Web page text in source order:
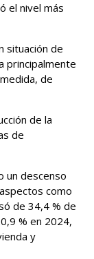
el nivel más
situación de
principalmente
de
de la
de
un descenso
como
de 34,4 % de
% en 2024,
y